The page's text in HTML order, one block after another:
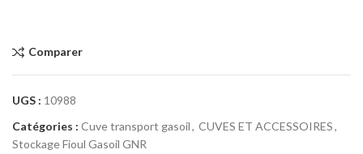
Comparer
UGS : 10988
Catégories : Cuve transport gasoil, CUVES ET ACCESSOIRES,
Stockage Fioul Gasoil GNR